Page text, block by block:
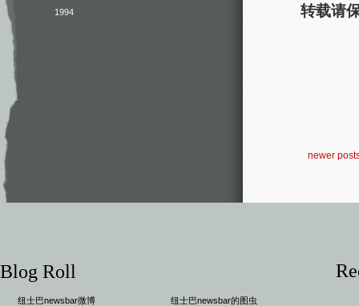
1994
转载请
newer
Blog Roll
纽士巴newsbar微博 纽士巴newsbar的图虫